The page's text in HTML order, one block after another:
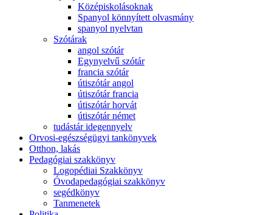
Középiskolásoknak
Spanyol könnyített olvasmány
spanyol nyelvtan
Szótárak
angol szótár
Egynyelvű szótár
francia szótár
útiszótár angol
útiszótár francia
útiszótár horvát
útiszótár német
tudástár idegennyelv
Orvosi-egészségügyi tankönyvek
Otthon, lakás
Pedagógiai szakkönyv
Logopédiai Szakkönyv
Óvodapedagógiai szakkönyv
segédkönyv
Tanmenetek